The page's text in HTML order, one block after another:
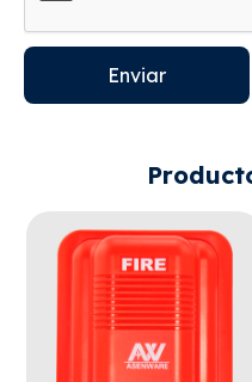
Enviar